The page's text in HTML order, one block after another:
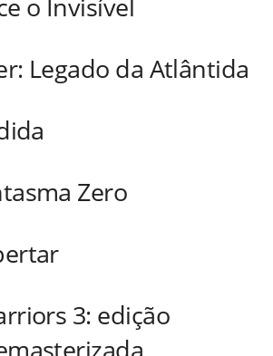
Legado da Atlântida
Zero
3: edição